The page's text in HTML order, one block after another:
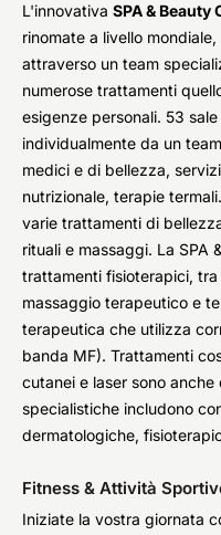
L'innovativa SPA & Beauty
rinomate a livello
attraverso un team
numerose trattamenti
esigenze personali. 53
individualmente da un
medici e di bellezza,
nutrizionale, terapie
varie trattamenti di
rituali e massaggi. La SPA
trattamenti fisioterapici,
massaggio terapeutico e
terapeutica che utilizza
banda MF). Trattamenti
cutanei e laser sono
specialistiche includono
dermatologiche,
Fitness & Attività
Iniziate la vostra giornata